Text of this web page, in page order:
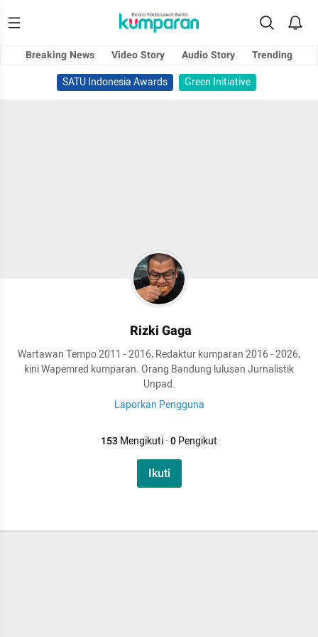
Breaking News Video Story Audio Story
Trending
SATU Indonesia Awards
Green Initiative
Rizki Gaga
Wartawan Tempo 2011 - 2016, Redaktur kumparan 2016 - 2026,
kini Wapemred kumparan. Orang Bandung lulusan Jurnalistik
Unpad.
Laporkan Pengguna
153Mengikuti·0Pengikut
Ikuti